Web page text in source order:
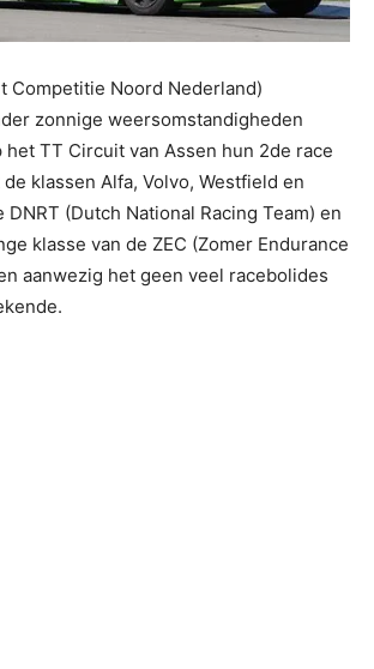
Competitie Noord Nederland)
zonnige weersomstandigheden
het TT Circuit van Assen hun 2de race
klassen Alfa, Volvo, Westfield en
DNRT (Dutch National Racing Team) en
klasse van de ZEC (Zomer Endurance
aanwezig het geen veel racebolides